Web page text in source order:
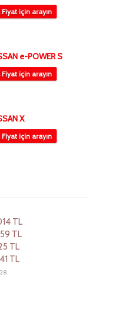
Fiyat için arayın
e-POWER S
Fiyat için arayın
X
Fiyat için arayın
TL
TL
TL
TL